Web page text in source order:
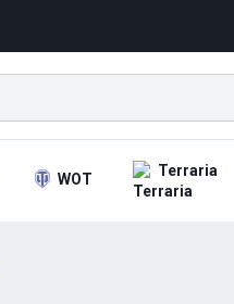
WOT Terraria